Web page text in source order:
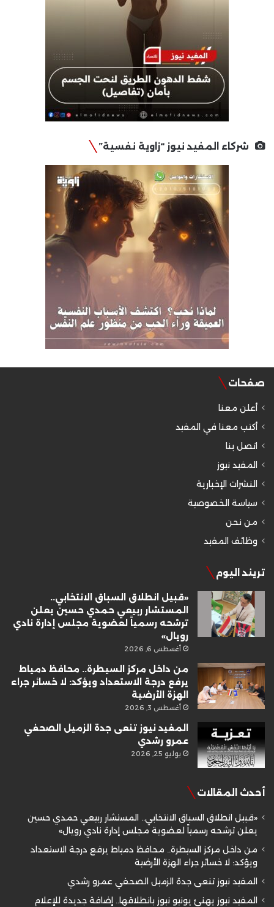
شركاء المفيد نيوز “زاوية نفسية”
صفحات
أعلن معنا
أكتب معنا في المفيد
اتصل بنا
المفيد نيوز
النشرات الإخبارية
سياسة الخصوصية
من نحن
وظائف المفيد
تريند اليوم
«قبيل انطلاق السباق الانتخابي..
المستشار ربيعي حمدي حسين يعلن
ترشحه رسمياً لعضوية مجلس إدارة نادي
رويال»
أغسطس 6, 2026
من داخل مركز السيطرة.. محافظ دمياط
يرفع درجة الاستعداد ويؤكد: لا خسائر جراء
الهزة الأرضية
أغسطس 3, 2026
المفيد نيوز تنعى جدة الزميل الصحفي
عمرو رشدي
يوليو 25, 2026
أحدث المقالات
«قبيل انطلاق السباق الانتخابي.. المستشار ربيعي حمدي حسين
يعلن ترشحه رسمياً لعضوية مجلس إدارة نادي رويال»
من داخل مركز السيطرة.. محافظ دمياط يرفع درجة الاستعداد
ويؤكد: لا خسائر جراء الهزة الأرضية
المفيد نيوز تنعى جدة الزميل الصحفي عمرو رشدي
المفيد نيوز يهنئ يونيو نيوز بانطلاقها.. إضافة جديدة للإعلام